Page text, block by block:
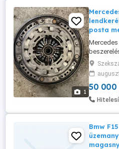
1
posta
50 000
Bmw